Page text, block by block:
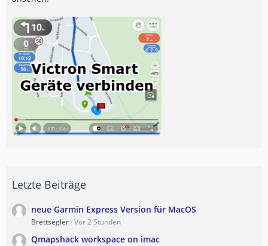
Letzte Beiträge
neue Garmin Express Version für MacOS
Brettsegler Vor 2 Stunden
Qmapshack workspace on imac